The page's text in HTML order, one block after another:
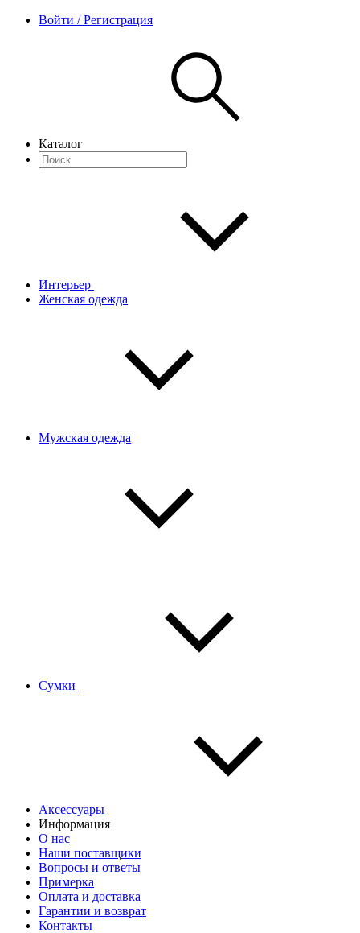
Войти / Регистрация
Каталог
Интерьер
Женская одежда
Мужская одежда
Сумки
Аксессуары
Информация
О нас
Наши поставщики
Вопросы и ответы
Примерка
Оплата и доставка
Гарантии и возврат
Контакты